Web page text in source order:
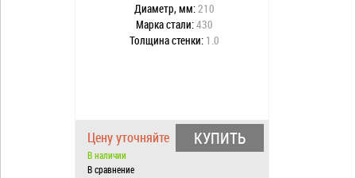
Диаметр, мм:210
Марка стали:430
Толщина стенки: 1.0
Цену уточняйте
В наличии
КУПИТЬ
В сравнение